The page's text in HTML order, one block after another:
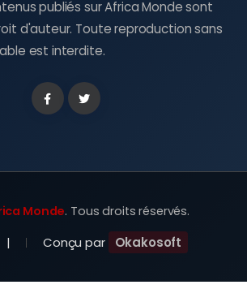
publiés sur Africa Monde sont
d'auteur. Toute reproduction sans
est interdite.
FacebookTwitter
Monde. Tous droits réservés.
| Conçu par Okakosoft